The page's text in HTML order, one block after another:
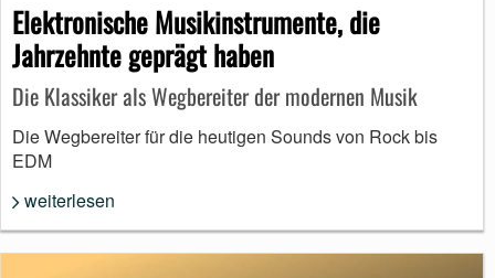
Elektronische Musikinstrumente, die
Jahrzehnte geprägt haben
Die Klassiker als Wegbereiter der modernen Musik
Die Wegbereiter für die heutigen Sounds von Rock bis
EDM
weiterlesen